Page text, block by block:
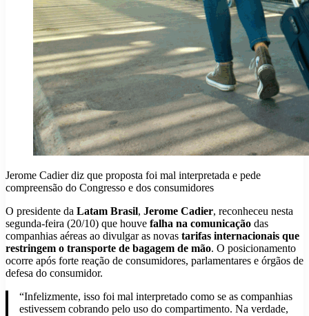
Jerome Cadier diz que proposta foi mal interpretada e pede
compreensão do Congresso e dos consumidores
O presidente da Latam Brasil, Jerome Cadier, reconheceu nesta
segunda-feira (20/10) que houve falha na comunicação das
companhias aéreas ao divulgar as novas tarifas internacionais que
restringem o transporte de bagagem de mão. O posicionamento
ocorre após forte reação de consumidores, parlamentares e órgãos de
defesa do consumidor.
“Infelizmente, isso foi mal interpretado como se as companhias
estivessem cobrando pelo uso do compartimento. Na verdade,